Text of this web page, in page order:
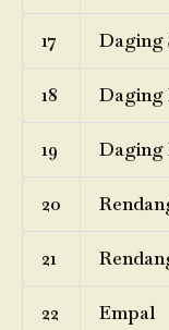
17 Daging
18 Daging
19 Daging
20
21
22 Empal